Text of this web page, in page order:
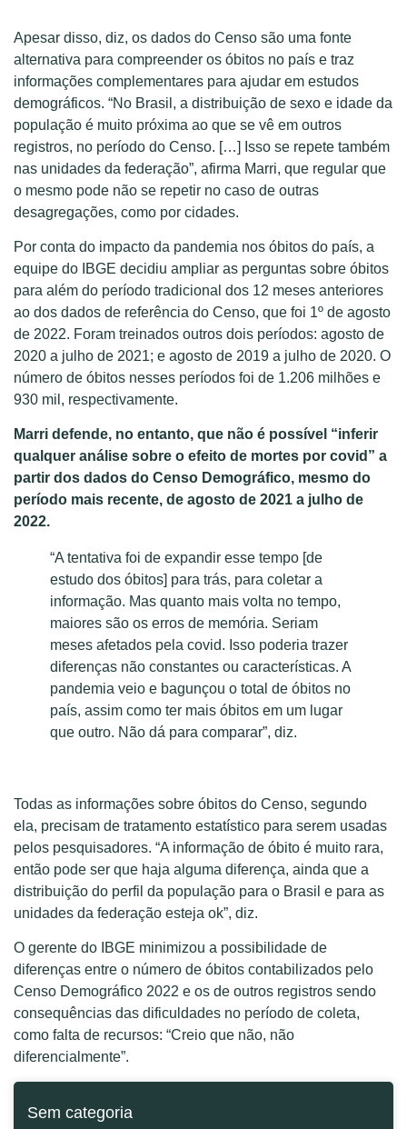
Apesar disso, diz, os dados do Censo são uma fonte
alternativa para compreender os óbitos no país e traz
informações complementares para ajudar em estudos
demográficos. “No Brasil, a distribuição de sexo e idade da
população é muito próxima ao que se vê em outros
registros, no período do Censo. […] Isso se repete também
nas unidades da federação”, afirma Marri, que regular que
o mesmo pode não se repetir no caso de outras
desagregações, como por cidades.
Por conta do impacto da pandemia nos óbitos do país, a
equipe do IBGE decidiu ampliar as perguntas sobre óbitos
para além do período tradicional dos 12 meses anteriores
ao dos dados de referência do Censo, que foi 1º de agosto
de 2022. Foram treinados outros dois períodos: agosto de
2020 a julho de 2021; e agosto de 2019 a julho de 2020. O
número de óbitos nesses períodos foi de 1.206 milhões e
930 mil, respectivamente.
Marri defende, no entanto, que não é possível “inferir
qualquer análise sobre o efeito de mortes por covid” a
partir dos dados do Censo Demográfico, mesmo do
período mais recente, de agosto de 2021 a julho de
2022.
“A tentativa foi de expandir esse tempo [de
estudo dos óbitos] para trás, para coletar a
informação. Mas quanto mais volta no tempo,
maiores são os erros de memória. Seriam
meses afetados pela covid. Isso poderia trazer
diferenças não constantes ou características. A
pandemia veio e bagunçou o total de óbitos no
país, assim como ter mais óbitos em um lugar
que outro. Não dá para comparar”, diz.
Todas as informações sobre óbitos do Censo, segundo
ela, precisam de tratamento estatístico para serem usadas
pelos pesquisadores. “A informação de óbito é muito rara,
então pode ser que haja alguma diferença, ainda que a
distribuição do perfil da população para o Brasil e para as
unidades da federação esteja ok”, diz.
O gerente do IBGE minimizou a possibilidade de
diferenças entre o número de óbitos contabilizados pelo
Censo Demográfico 2022 e os de outros registros sendo
consequências das dificuldades no período de coleta,
como falta de recursos: “Creio que não, não
diferencialmente”.
Sem categoria